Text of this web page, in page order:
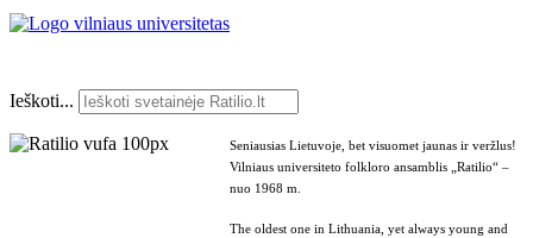
Ieškoti...
Seniausias Lietuvoje, bet visuomet jaunas ir veržlus!
Vilniaus universiteto folkloro ansamblis „Ratilio“ –
nuo 1968 m.
The oldest one in Lithuania, yet always young and